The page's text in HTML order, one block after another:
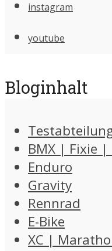
instagram
youtube
Bloginhalt
BMX | Fixie |
Enduro
Gravity
Rennrad
E-Bike
XC |